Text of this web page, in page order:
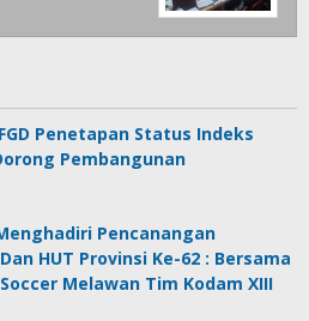
Penetapan Status Indeks
Pembangunan
Pencanangan
HUT Provinsi Ke-62 : Bersama
Melawan Tim Kodam XIII